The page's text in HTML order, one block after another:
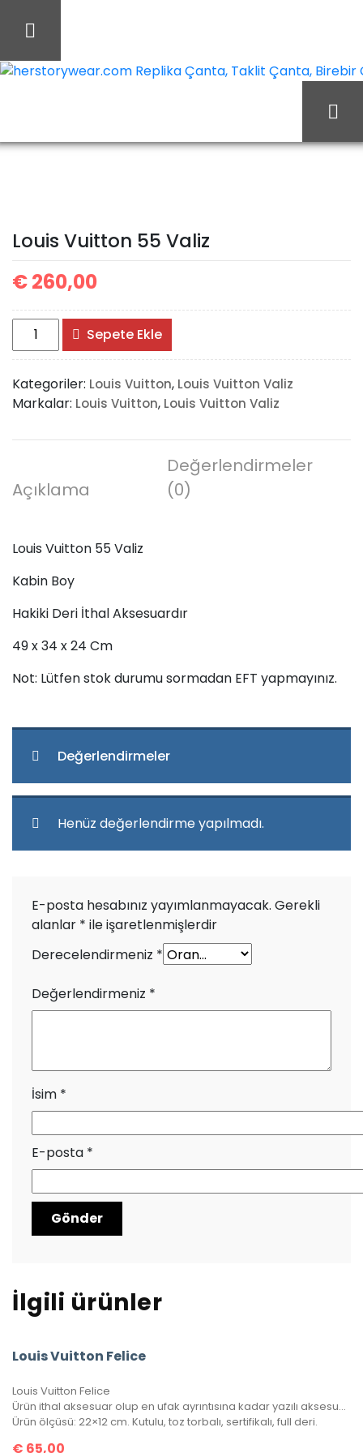
Louis Vuitton 55 Valiz
€260,00
Louis
Vuitton
55
Valiz
adet
Sepete Ekle
Kategoriler: Louis Vuitton, Louis Vuitton Valiz
Markalar: Louis Vuitton, Louis Vuitton Valiz
Açıklama
Değerlendirmeler
(0)
Louis Vuitton 55 Valiz
Kabin Boy
Hakiki Deri İthal Aksesuardır
49 x 34 x 24 Cm
Not: Lütfen stok durumu sormadan EFT yapmayınız.
Değerlendirmeler
Henüz değerlendirme yapılmadı.
E-posta hesabınız yayımlanmayacak. Gerekli
alanlar * ile işaretlenmişlerdir
Derecelendirmeniz *
Değerlendirmeniz *
İsim *
E-posta *
İlgili ürünler
Louis Vuitton Felice
Louis Vuitton Felice
Ürün ithal aksesuar olup en ufak ayrıntısına kadar yazılı aksesuar takımına sahip. 1 adet bozuk para/kağıt para cüzdanı, 1 adet kartlık portatif içinde mevcuttur.
Ürün ölçüsü: 22×12 cm. Kutulu, toz torbalı, sertifikalı, full deri.
€ 65,00